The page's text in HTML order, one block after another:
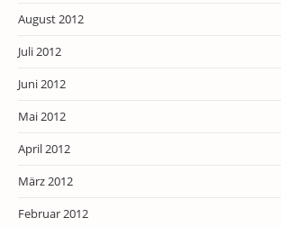
August 2012
Juli 2012
Juni 2012
Mai 2012
April 2012
März 2012
Februar 2012